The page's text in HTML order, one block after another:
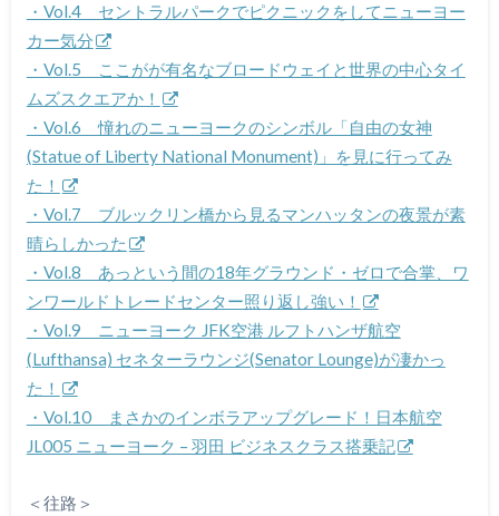
・Vol.4 セントラルパークでピクニックをしてニューヨー
カー気分
・Vol.5 ここがが有名なブロードウェイと世界の中心タイ
ムズスクエアか！
・Vol.6 憧れのニューヨークのシンボル「自由の女神
(Statue of Liberty National Monument)」を見に行ってみ
た！
・Vol.7 ブルックリン橋から見るマンハッタンの夜景が素
晴らしかった
・Vol.8 あっという間の18年グラウンド・ゼロで合掌、ワ
ンワールドトレードセンター照り返し強い！
・Vol.9 ニューヨーク JFK空港 ルフトハンザ航空
(Lufthansa) セネターラウンジ(Senator Lounge)が凄かっ
た！
・Vol.10 まさかのインボラアップグレード！日本航空
JL005 ニューヨーク – 羽田 ビジネスクラス搭乗記
＜往路＞